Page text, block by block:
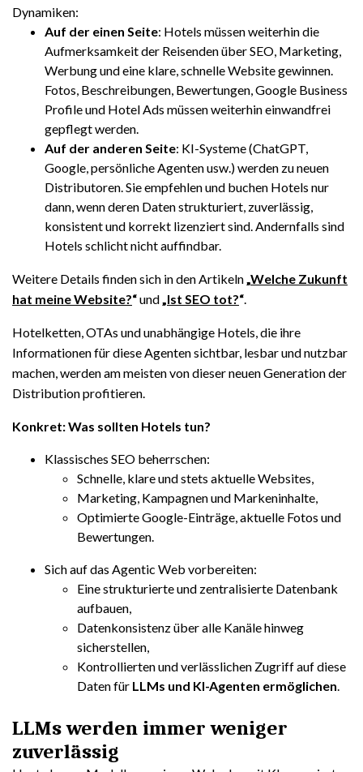
Dynamiken:
Auf der einen Seite: Hotels müssen weiterhin die
Aufmerksamkeit der Reisenden über SEO, Marketing,
Werbung und eine klare, schnelle Website gewinnen.
Fotos, Beschreibungen, Bewertungen, Google Business
Profile und Hotel Ads müssen weiterhin einwandfrei
gepflegt werden.
Auf der anderen Seite: KI-Systeme (ChatGPT,
Google, persönliche Agenten usw.) werden zu neuen
Distributoren. Sie empfehlen und buchen Hotels nur
dann, wenn deren Daten strukturiert, zuverlässig,
konsistent und korrekt lizenziert sind. Andernfalls sind
Hotels schlicht nicht auffindbar.
Weitere Details finden sich in den Artikeln„Welche Zukunft
hat meine Website?“und„Ist SEO tot?“.
Hotelketten, OTAs und unabhängige Hotels, die ihre
Informationen für diese Agenten sichtbar, lesbar und nutzbar
machen, werden am meisten von dieser neuen Generation der
Distribution profitieren.
Konkret: Was sollten Hotels tun?
Klassisches SEO beherrschen:
Schnelle, klare und stets aktuelle Websites,
Marketing, Kampagnen und Markeninhalte,
Optimierte Google-Einträge, aktuelle Fotos und
Bewertungen.
Sich auf das Agentic Web vorbereiten:
Eine strukturierte und zentralisierte Datenbank
aufbauen,
Datenkonsistenz über alle Kanäle hinweg
sicherstellen,
Kontrollierten und verlässlichen Zugriff auf diese
Daten für LLMs und KI-Agenten ermöglichen.
LLMs werden immer weniger
zuverlässig